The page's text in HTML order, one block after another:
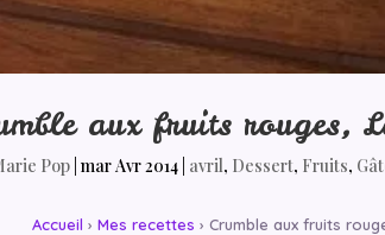
aux fruits rouges,
Pop |mar Avr 2014 avril, Dessert, Fruits,
Accueil › Mes recettes › Crumble aux fruits